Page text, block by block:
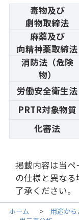
毒物及び
劇物取締法
麻薬及び
向精神薬取締法
消防法（危険
物）
労働安全衛生法
PRTR対象物質
化審法
掲載内容は当
の仕様と異な
了承ください。
ホーム > 用途から